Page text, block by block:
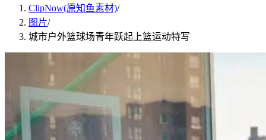
ClipNow(原知鱼素材)/
图片/
城市户外篮球场青年跃起上篮运动特写